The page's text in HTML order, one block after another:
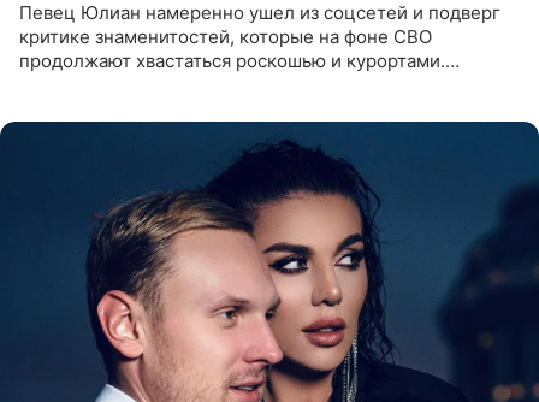
Певец Юлиан намеренно ушел из соцсетей и подверг
критике знаменитостей, которые на фоне СВО
продолжают хвастаться роскошью и курортами.